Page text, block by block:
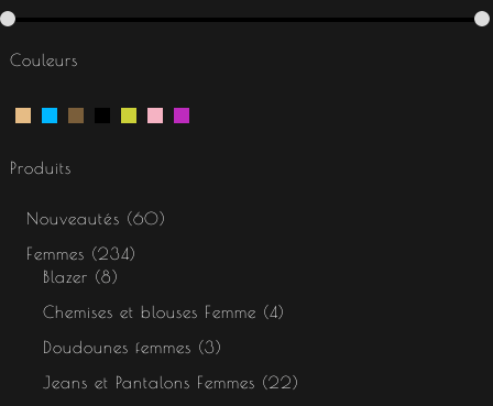
Couleurs
Produits
Nouveautés
60
Femmes
234
Blazer
8
Chemises et blouses Femme
4
Doudounes femmes
3
Jeans et Pantalons Femmes
22